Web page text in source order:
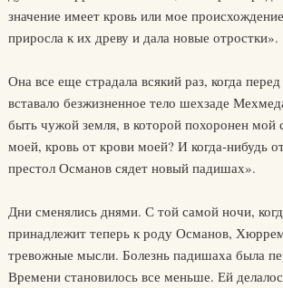
значение имеет кровь или мое
приросла к их древу и дала новые отростки».
Она все еще страдала всякий раз, когда
вставало безжизненное тело шехзаде
быть чужой земля, в которой похоронен мой
моей, кровь от крови моей? И когда-нибудь
престол Османов сядет новый падишах».
Дни сменялись днями. С той самой ночи,
принадлежит теперь к роду Османов,
тревожные мысли. Болезнь падишаха была
Времени становилось все меньше. Ей